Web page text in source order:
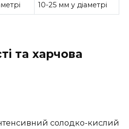
10-25 мм у діаметрі
та харчова
солодко-кислий